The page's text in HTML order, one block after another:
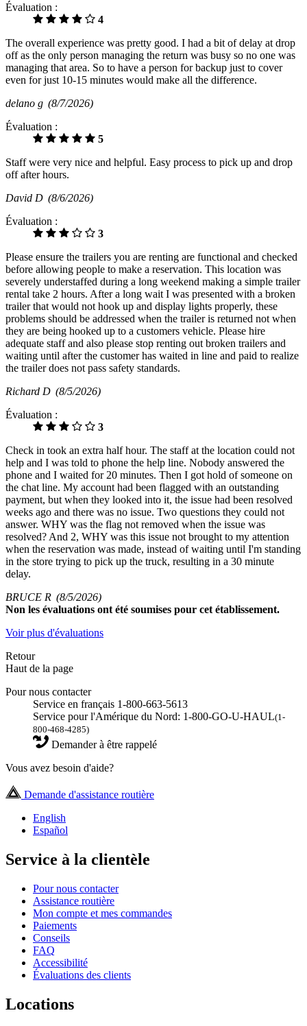
Évaluation :
4
The overall experience was pretty good. I had a bit of delay at drop
off as the only person managing the return was busy so no one was
managing that area. So to have a person for backup just to cover
even for just 10-15 minutes would make all the difference.
delano g (8/7/2026)
Évaluation :
5
Staff were very nice and helpful. Easy process to pick up and drop
off after hours.
David D (8/6/2026)
Évaluation :
3
Please ensure the trailers you are renting are functional and checked
before allowing people to make a reservation. This location was
severely understaffed during a long weekend making a simple trailer
rental take 2 hours. After a long wait I was presented with a broken
trailer that would not hook up and display lights properly, these
problems should be addressed when the trailer is returned not when
they are being hooked up to a customers vehicle. Please hire
adequate staff and also please stop renting out broken trailers and
waiting until after the customer has waited in line and paid to realize
the trailer does not pass safety standards.
Richard D (8/5/2026)
Évaluation :
3
Check in took an extra half hour. The staff at the location could not
help and I was told to phone the help line. Nobody answered the
phone and I waited for 20 minutes. Then I got hold of someone on
the chat line. My account had been flagged with an outstanding
payment, but when they looked into it, the issue had been resolved
weeks ago and there was no issue. Two questions they could not
answer. WHY was the flag not removed when the issue was
resolved? And 2, WHY was this issue not brought to my attention
when the reservation was made, instead of waiting until I'm standing
in the store trying to pick up the truck, resulting in a 30 minute
delay.
BRUCE R (8/5/2026)
Non les évaluations ont été soumises pour cet établissement.
Voir plus d'évaluations
Retour
Haut de la page
Pour nous contacter
Service en français 1-800-663-5613
Service pour l'Amérique du Nord: 1-800-GO-U-HAUL(1-
800-468-4285)
Demander à être rappelé
Vous avez besoin d'aide?
Demande d'assistance routière
English
Español
Service à la clientèle
Pour nous contacter
Assistance routière
Mon compte et mes commandes
Paiements
Conseils
FAQ
Accessibilité
Évaluations des clients
Locations